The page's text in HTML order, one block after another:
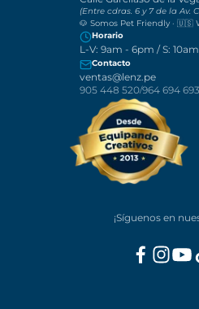
Nuestra
Dirección
Calle Garcilaso de la
(Entre cdras. 6 y 7 de la
🐶 Somos Pet Friendly ·
Horario
L-V: 9am - 6pm / S:
Contacto
ventas@lenz.pe
905 448 520/964 694